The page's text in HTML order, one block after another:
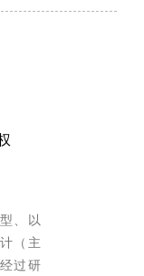
、以
（主
过研